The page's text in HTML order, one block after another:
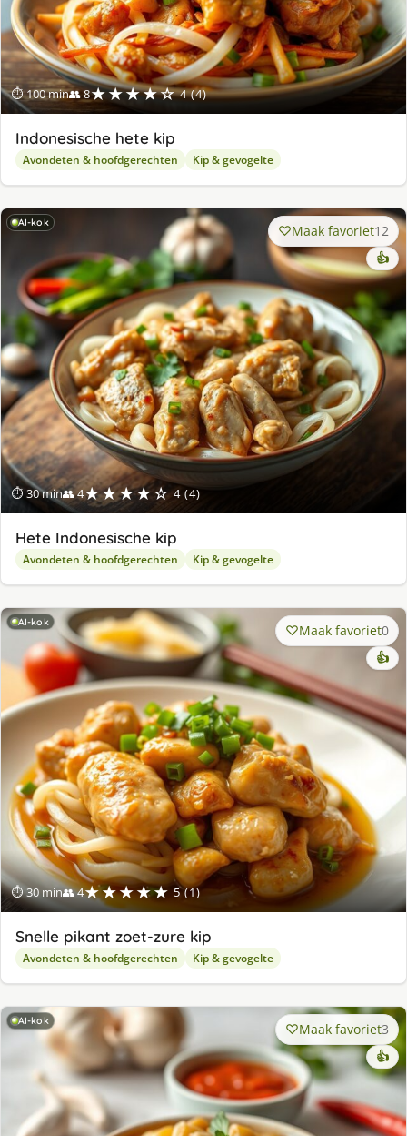
⏱ 100 min👥 8★★★★☆ 4 (4)
Indonesische hete kip
Avondeten & hoofdgerechten Kip & gevogelte
AI-kok
⏱ 30 min👥 4★★★★☆ 4 (4)
Maak favoriet12
👍
Hete Indonesische kip
Avondeten & hoofdgerechten Kip & gevogelte
AI-kok
⏱ 30 min👥 4★★★★★ 5 (1)
Maak favoriet0
👍
Snelle pikant zoet-zure kip
Avondeten & hoofdgerechten Kip & gevogelte
AI-kok Maak favoriet3
👍